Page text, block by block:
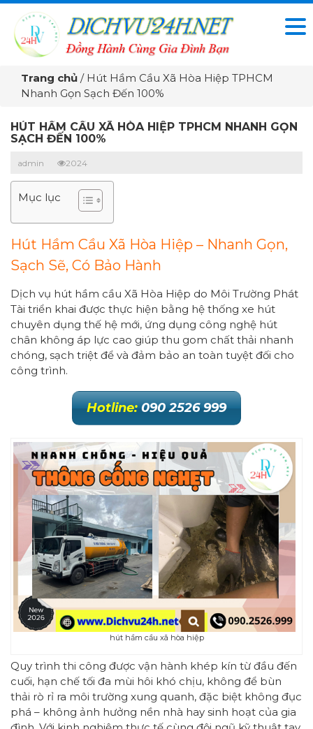
Trang chủ / Hút Hầm Cầu Xã Hòa Hiệp TPHCM
Nhanh Gọn Sạch Đến 100%
HÚT HẦM CẦU XÃ HÒA HIỆP TPHCM NHANH GỌN
SẠCH ĐẾN 100%
admin 2024
Mục lục
Hút Hầm Cầu Xã Hòa Hiệp – Nhanh Gọn,
Sạch Sẽ, Có Bảo Hành
Dịch vụ hút hầm cầu Xã Hòa Hiệp do Môi Trường Phát
Tài triển khai được thực hiện bằng hệ thống xe hút
chuyên dụng thế hệ mới, ứng dụng công nghệ hút
chân không áp lực cao giúp thu gom chất thải nhanh
chóng, sạch triệt để và đảm bảo an toàn tuyệt đối cho
công trình.
Hotline: 090 2526 999
hút hầm cầu xã hòa hiệp
Quy trình thi công được vận hành khép kín từ đầu đến
cuối, hạn chế tối đa mùi hôi khó chịu, không để bùn
thải rò rỉ ra môi trường xung quanh, đặc biệt không đục
phá – không ảnh hưởng nền nhà hay sinh hoạt của gia